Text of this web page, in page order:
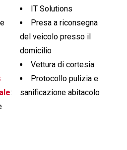
:
IT Solutions
Presa a riconsegna
del veicolo presso il
domicilio
Vettura di cortesia
Protocollo pulizia e
sanificazione abitacolo